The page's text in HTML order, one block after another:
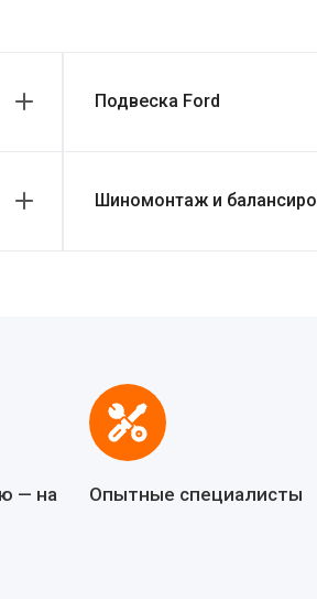
Подвеска Ford
Шиномонтаж и
— на
Опытные специалисты